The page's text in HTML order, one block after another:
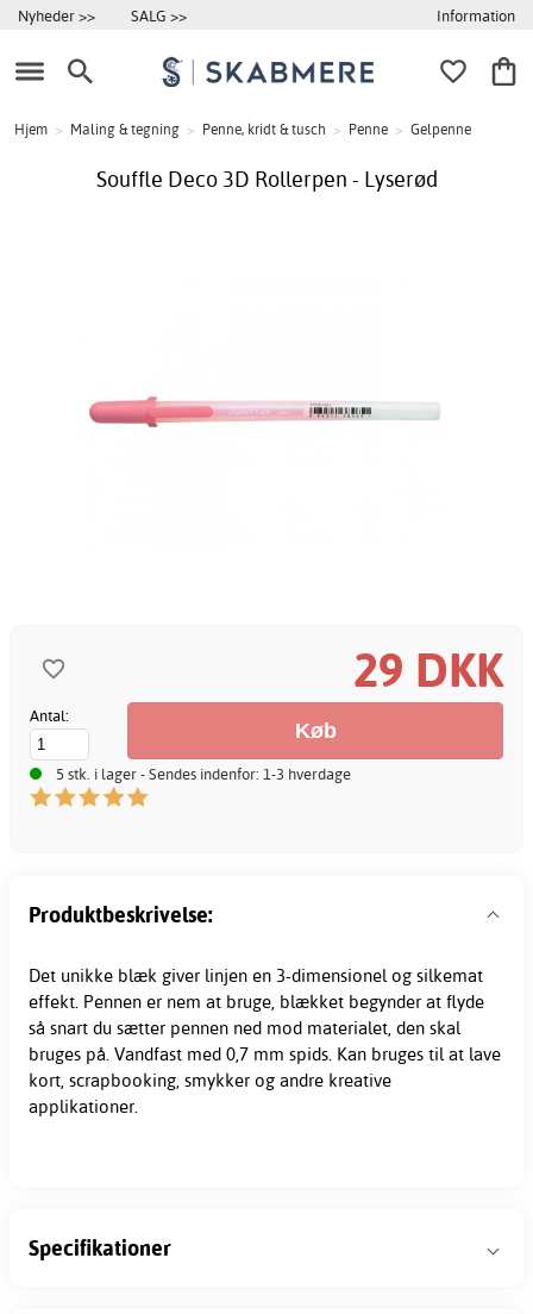
Nyheder >> SALG >> Information
Hjem > Maling & tegning > Penne, kridt & tusch > Penne > Gelpenne
Souffle Deco 3D Rollerpen - Lyserød
29 DKK
Antal:
5 stk. i lager - Sendes indenfor: 1-3 hverdage
Produktbeskrivelse:
Det unikke blæk giver linjen en 3-dimensionel og silkemat
effekt. Pennen er nem at bruge, blækket begynder at flyde
så snart du sætter pennen ned mod materialet, den skal
bruges på. Vandfast med 0,7 mm spids. Kan bruges til at lave
kort, scrapbooking, smykker og andre kreative
applikationer.
Specifikationer